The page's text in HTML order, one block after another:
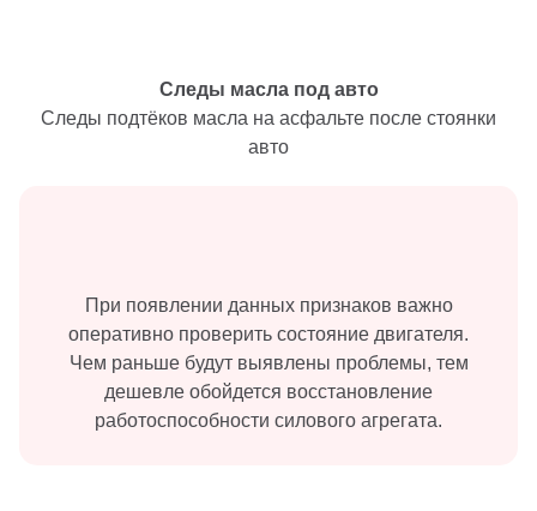
Следы масла под авто
Следы подтёков масла на асфальте после стоянки
авто
При появлении данных признаков важно
оперативно проверить состояние двигателя.
Чем раньше будут выявлены проблемы, тем
дешевле обойдется восстановление
работоспособности силового агрегата.